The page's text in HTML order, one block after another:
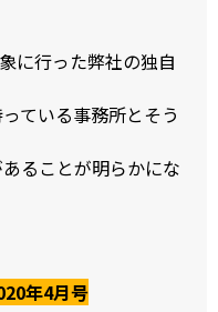
に行った弊社の独自
ている事務所とそう
ることが明らかにな
年4月号